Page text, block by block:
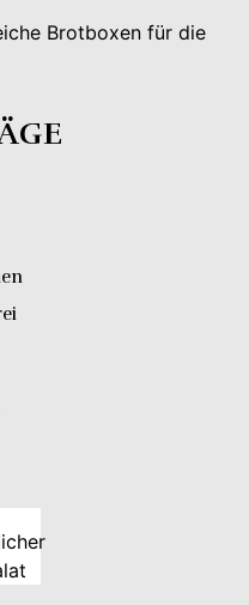
Brotboxen für die